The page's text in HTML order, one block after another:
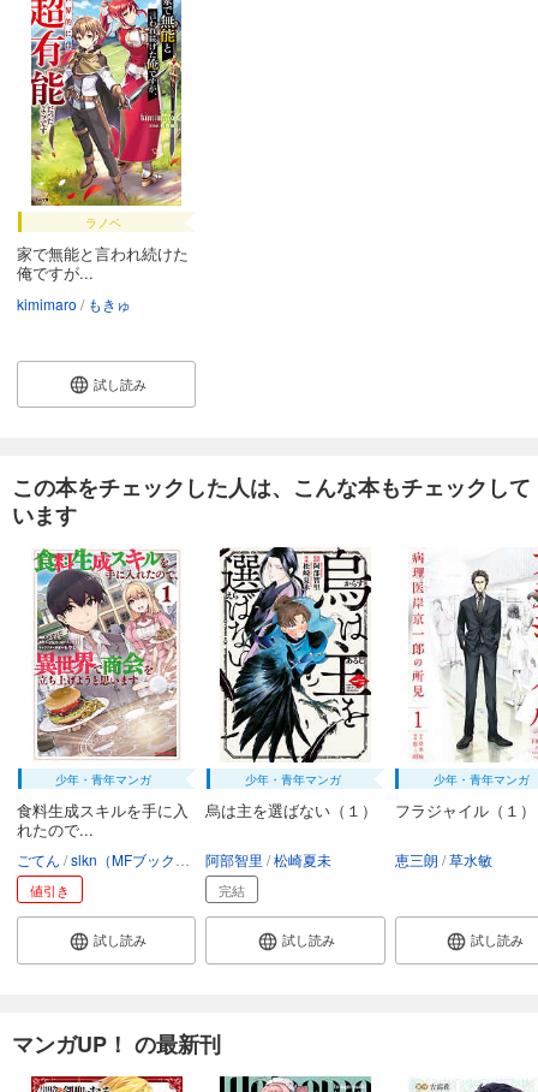
ラノベ
家で無能と言われ続けた
俺ですが...
kimimaro もきゅ
試し読み
この本をチェックした人は、こんな本もチェックして
います
少年・青年マンガ
食料生成スキルを手に入
れたので...
ごてん slkn（MFブックス） もやし
値引き
試し読み
少年・青年マンガ
烏は主を選ばない（１）
阿部智里 松崎夏未
完結
試し読み
少年・青年マンガ
フラジャイル（１）
恵三朗 草水敏
試し読み
マンガUP！ の最新刊